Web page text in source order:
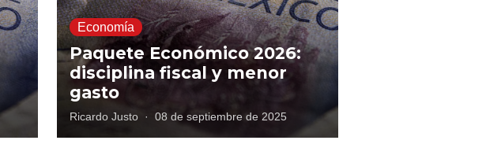
Economía
Paquete Económico 2026:
disciplina fiscal y menor
gasto
Ricardo Justo · 08 de septiembre de 2025